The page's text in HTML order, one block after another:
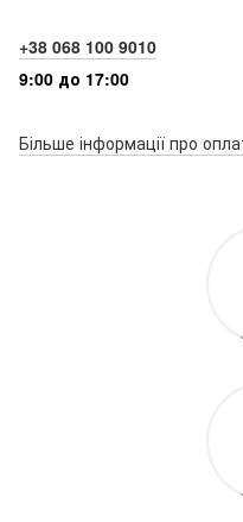
+38 068 100 9010
9:00 до 17:00
Більше інформації про